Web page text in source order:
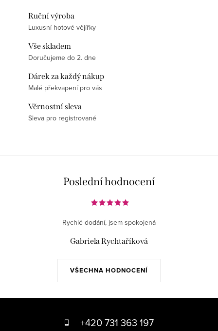
Ruční výroba
Luxusní hotové vějířky
Vše skladem
Doručujeme do 2. dne
Dárek za každý nákup
Malé překvapení pro vás
Věrnostní sleva
Sleva pro registrované
Poslední hodnocení
VŠECHNA HODNOCENÍ
Rychlé dodání, jsem spokojená
Gabriela Rychtaříková
+420 731 363 197